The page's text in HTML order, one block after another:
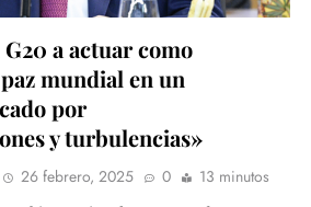
a actuar como
mundial en un
por
y turbulencias»
26 febrero, 2025 0
13 minutos